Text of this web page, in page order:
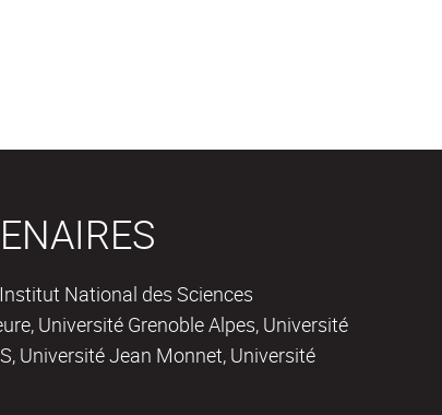
National des Sciences
Université Grenoble Alpes, Université
Université Jean Monnet, Université